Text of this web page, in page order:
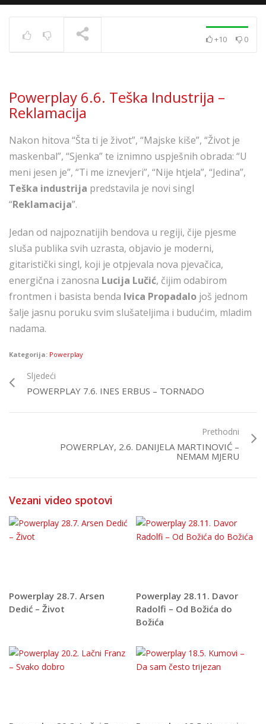
+10 0
Powerplay 6.6. Teška Industrija –
Reklamacija
Nakon hitova “Šta ti je život”, “Majske kiše”, “Život je
maskenbal”, “Sjenka” te iznimno uspješnih obrada: “U
meni jesen je”, “Ti me iznevjeri”, “Nije htjela”, “Jedina”,
Teška industrija predstavila je novi singl
“Reklamacija”.
Jedan od najpoznatijih bendova u regiji, čije pjesme
sluša publika svih uzrasta, objavio je moderni,
gitaristički singl, koji je otpjevala nova pjevačica,
energična i zanosna Lucija Lučić, čijim odabirom
frontmen i basista benda Ivica Propadalo još jednom
šalje jasnu poruku svim slušateljima i budućim, mladim
nadama.
Kategorija: Powerplay
Sljedeći
POWERPLAY 7.6. INES ERBUS – TORNADO
Prethodni
POWERPLAY, 2.6. DANIJELA MARTINOVIĆ –
NEMAM MJERU
Vezani video spotovi
Powerplay 28.7. Arsen
Dedić – Život
Powerplay 28.11. Davor
Radolfi – Od Božića do
Božića